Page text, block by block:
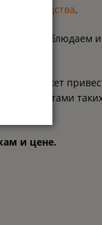
производства.
соблюдаем
может
документами
и цене.